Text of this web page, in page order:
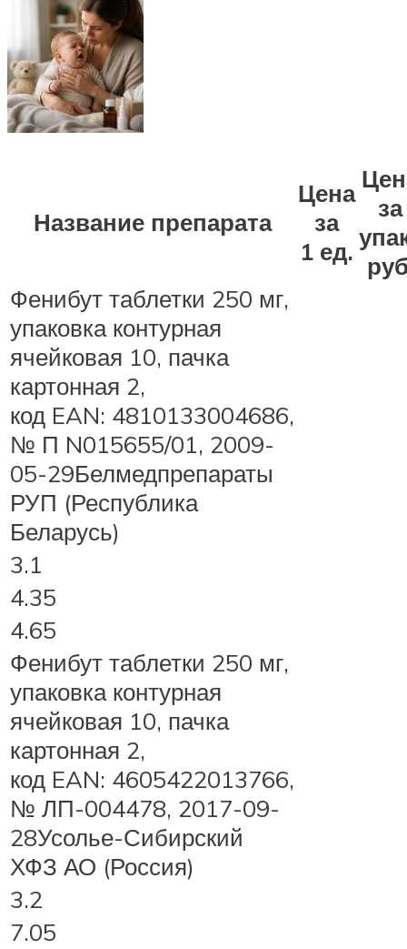
Название препарата
Цена
за
1 ед.
за
Фенибут таблетки 250 мг,
упаковка контурная
ячейковая 10, пачка
картонная 2,
код EAN: 4810133004686,
№ П N015655/01, 2009-
05-29Белмедпрепараты
РУП (Республика
Беларусь)
3.1
4.35
4.65
Фенибут таблетки 250 мг,
упаковка контурная
ячейковая 10, пачка
картонная 2,
код EAN: 4605422013766,
№ ЛП-004478, 2017-09-
28Усолье-Сибирский
ХФЗ АО (Россия)
3.2
7.05